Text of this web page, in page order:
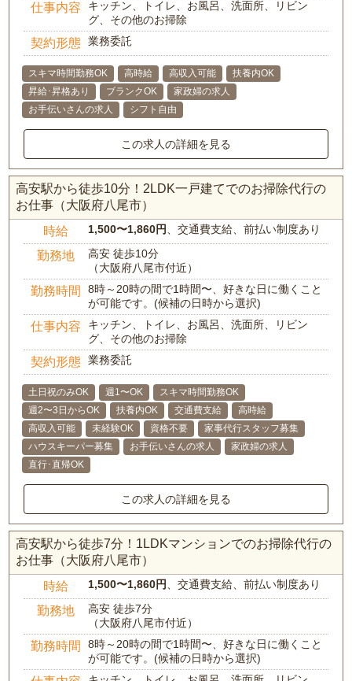
仕事内容
キッチン、トイレ、お風呂、洗面所、リビン
グ、その他のお掃除
契約形態 業務委託
スキマ時間勤務OK 高時給 高収入可能
扶養内OK
昇給･昇格あり
ブランクOK
家政婦の求人
お手伝いさんの求人
シフト自由
この求人の詳細を見る
高安駅から徒歩10分！2LDK一戸建てでのお掃除代行の
お仕事（大阪府八尾市）
時給 1,500〜1,860円、交通費支給、前払い制度あり
勤務地
高安 徒歩10分
（大阪府八尾市付近）
勤務時間
8時～20時の間で1時間〜、好きな日に働くこと
が可能です。(候補の日時から選択)
仕事内容
キッチン、トイレ、お風呂、洗面所、リビン
グ、その他のお掃除
契約形態 業務委託
土日祝のみOK 週1〜OK
スキマ時間勤務OK
週2〜3日からOK
扶養内OK 交通費支給
高時給
高収入可能
未経験OK 資格不要
家事代行スタッフ募集
ハウスキーパー募集
お手伝いさんの求人
家政婦の求人
直行･直帰OK
この求人の詳細を見る
高安駅から徒歩7分！1LDKマンションでのお掃除代行の
お仕事（大阪府八尾市）
時給 1,500〜1,860円、交通費支給、前払い制度あり
勤務地
高安 徒歩7分
（大阪府八尾市付近）
勤務時間
8時～20時の間で1時間〜、好きな日に働くこと
が可能です。(候補の日時から選択)